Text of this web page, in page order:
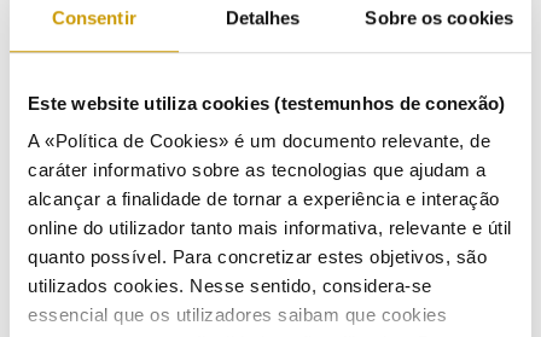
Consentir Detalhes Sobre os cookies
Este website utiliza cookies (testemunhos de conexão)
A «Política de Cookies» é um documento relevante, de
caráter informativo sobre as tecnologias que ajudam a
alcançar a finalidade de tornar a experiência e interação
online do utilizador tanto mais informativa, relevante e útil
quanto possível. Para concretizar estes objetivos, são
utilizados cookies. Nesse sentido, considera-se
essencial que os utilizadores saibam que cookies
Boletim das Ofertas Comerciais de Gás Natural -
3.º trimestre de 2025
07/10/2025
Boletim das Ofertas Comerciais de Eletricidade -
3.º trimestre de 2025